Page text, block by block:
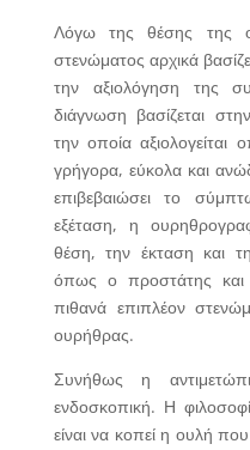
Λόγω της θέσης της
στενώματος αρχικά
την αξιολόγηση της
διάγνωση βασίζεται
την οποία
γρήγορα, εύκολα και
επιβεβαιώσει το
εξέταση, η
θέση, την έκταση και
όπως ο προστάτης και
πιθανά επιπλέον
ουρήθρας.
Συνήθως η
ενδοσκοπική. Η
είναι να κοπεί η ουλή